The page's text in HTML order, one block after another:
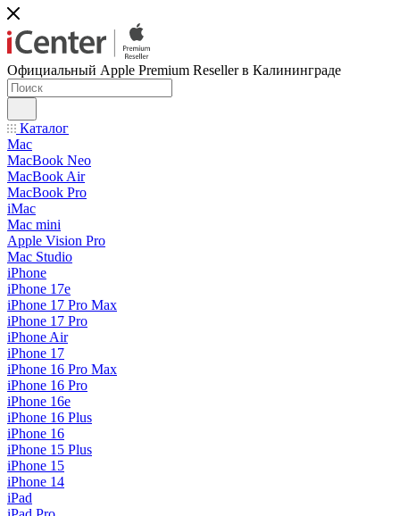
Официальный Apple Premium Reseller в Калининграде
Каталог
Mac
MacBook Neo
MacBook Air
MacBook Pro
iMac
Mac mini
Apple Vision Pro
Mac Studio
iPhone
iPhone 17e
iPhone 17 Pro Max
iPhone 17 Pro
iPhone Air
iPhone 17
iPhone 16 Pro Max
iPhone 16 Pro
iPhone 16e
iPhone 16 Plus
iPhone 16
iPhone 15 Plus
iPhone 15
iPhone 14
iPad